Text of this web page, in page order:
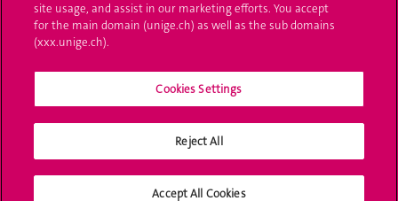
Médias
Offres d'emploi
Calendrier académique
Médias sociaux UNIGE
site usage, and assist in our marketing efforts. You accept
for the main domain (unige.ch) as well as the sub domains
(xxx.unige.ch).
Cookies Settings
Reject All
Accept All Cookies